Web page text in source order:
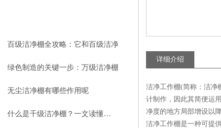
百级洁净棚全攻略：它和百级洁净
室到底有什么区别？
绿色制造的关键一步：万级洁净棚
助力环保型半导体产业发展
无尘洁净棚有哪些作用呢
什么是千级洁净棚？一文读懂其结构特点与局部净化优势
详细介绍
洁净工作棚(简称：洁净
计制作，因此其简便运
净度的地方局部增设以
洁净工作棚是一种可提